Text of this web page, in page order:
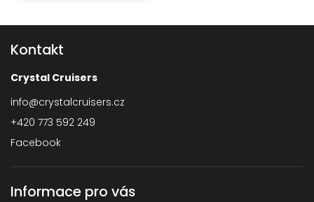
Kontakt
Crystal Cruisers
info@crystalcruisers.cz
+420 773 592 249
Facebook
Informace pro vás